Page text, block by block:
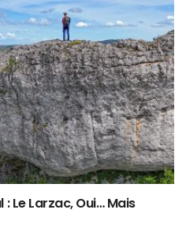
Le Larzac, Oui… Mais